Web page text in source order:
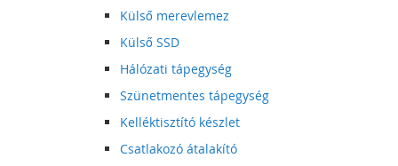
Külső merevlemez
Külső SSD
Hálózati tápegység
Szünetmentes tápegység
Kelléktisztító készlet
Csatlakozó átalakító